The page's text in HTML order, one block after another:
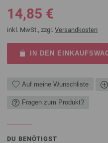
14,85 €
inkl. MwSt., zzgl. Versandkosten
IN DEN
Auf meine Wunschliste
Fragen zum Produkt?
DU BENÖTIGST